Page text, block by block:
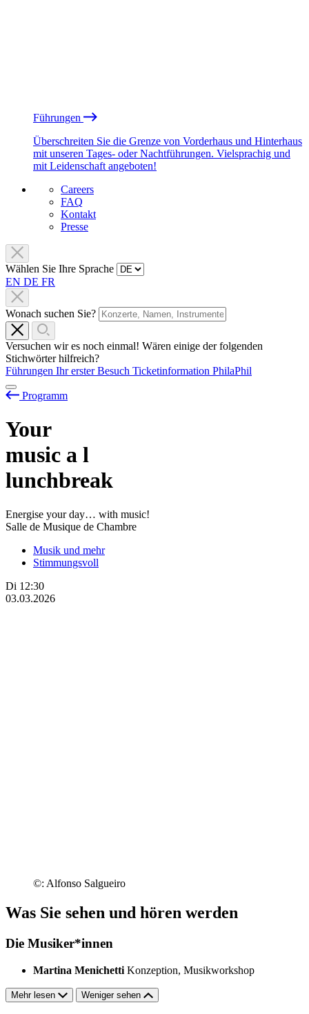
Führungen
Überschreiten Sie die Grenze von Vorderhaus und Hinterhaus
mit unseren Tages- oder Nachtführungen. Vielsprachig und
mit Leidenschaft angeboten!
Careers
FAQ
Kontakt
Presse
Wählen Sie Ihre Sprache
EN DE FR
Wonach suchen Sie?
Versuchen wir es noch einmal! Wären einige der folgenden
Stichwörter hilfreich?
Führungen Ihr erster Besuch Ticketinformation PhilaPhil
Programm
Your
music a l
lunchbreak
Energise your day… with music!
Salle de Musique de Chambre
Musik und mehr
Stimmungsvoll
Di 12:30
03.03.2026
©: Alfonso Salgueiro
Was Sie sehen und hören werden
Die Musiker*innen
Martina Menichetti Konzeption, Musikworkshop
Mehr lesen Weniger sehen